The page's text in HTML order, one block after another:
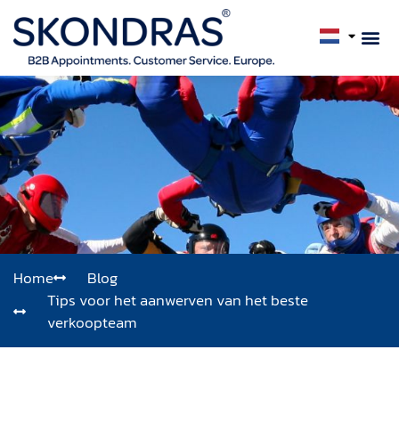
Home
Blog
Tips voor het aanwerven van het beste
verkoopteam